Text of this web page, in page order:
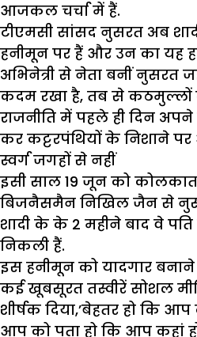
आजकल चर्चा में हैं.
टीएमसी सांसद नुसरत अब
हनीमून पर हैं और उन का यह
अभिनेत्री से नेता बनीं नुसरत
कदम रखा है, तब से कठमुल्लों
राजनीति में पहले ही दिन
कर कट्टरपंथियों के निशाने
स्वर्ग जगहों से नहीं
इसी साल 19 जून को
बिजनैसमैन निखिल जैन से
शादी के के 2 महीने बाद वे
निकली हैं.
इस हनीमून को यादगार
कई खूबसूरत तस्वीरें सोशल
शीर्षक दिया,’बेहतर हो कि
आप को पता हो कि आप कहां